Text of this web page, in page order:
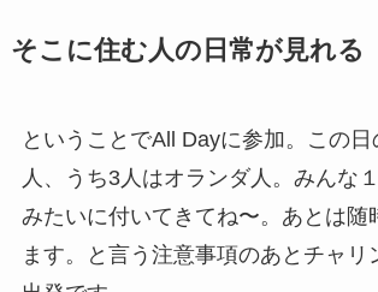
そこに住む人の日常が見れる
ということでAll Dayに参加。この
人、うち3人はオランダ人。みんな
みたいに付いてきてね〜。あとは随
ます。と言う注意事項のあとチャリ